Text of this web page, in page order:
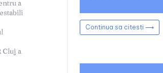
Continua sa citesti ⟶